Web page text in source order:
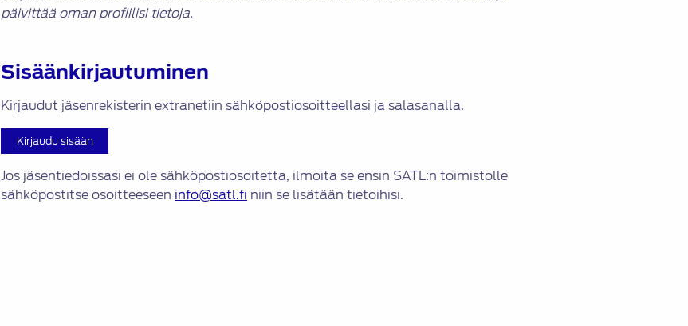
päivittää oman profiilisi tietoja.
Sisäänkirjautuminen
Kirjaudut jäsenrekisterin extranetiin sähköpostiosoitteellasi ja salasanalla.
Kirjaudu sisään
Jos jäsentiedoissasi ei ole sähköpostiosoitetta, ilmoita se ensin SATL:n toimistolle
sähköpostitse osoitteeseen info@satl.fi niin se lisätään tietoihisi.